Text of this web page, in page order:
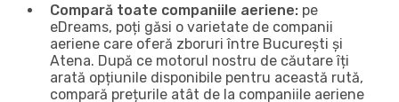
Compară toate companiile aeriene: pe
eDreams, poți găsi o varietate de companii
aeriene care oferă zboruri între București și
Atena. După ce motorul nostru de căutare îți
arată opțiunile disponibile pentru această rută,
compară prețurile atât de la companiile aeriene